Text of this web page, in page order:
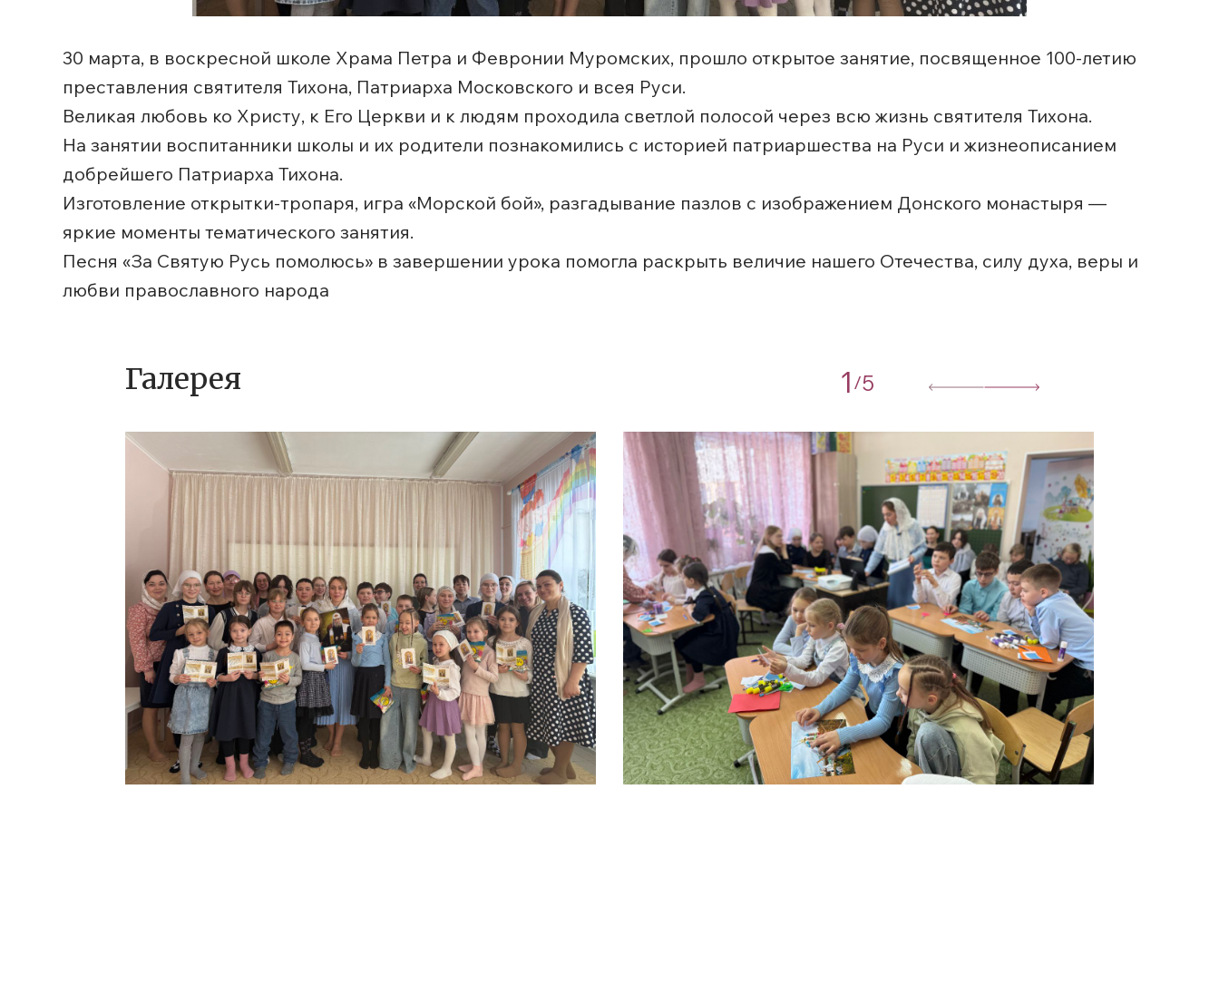
30 марта, в воскресной школе Храма Петра и Февронии Муромских, прошло открытое занятие, посвященное 100-летию
преставления святителя Тихона, Патриарха Московского и всея Руси.
Великая любовь ко Христу, к Его Церкви и к людям проходила светлой полосой через всю жизнь святителя Тихона.
На занятии воспитанники школы и их родители познакомились с историей патриаршества на Руси и жизнеописанием
добрейшего Патриарха Тихона.
Изготовление открытки-тропаря, игра «Морской бой», разгадывание пазлов с изображением Донского монастыря —
яркие моменты тематического занятия.
Песня «За Святую Русь помолюсь» в завершении урока помогла раскрыть величие нашего Отечества, силу духа, веры и
любви православного народа
Галерея 1 /5